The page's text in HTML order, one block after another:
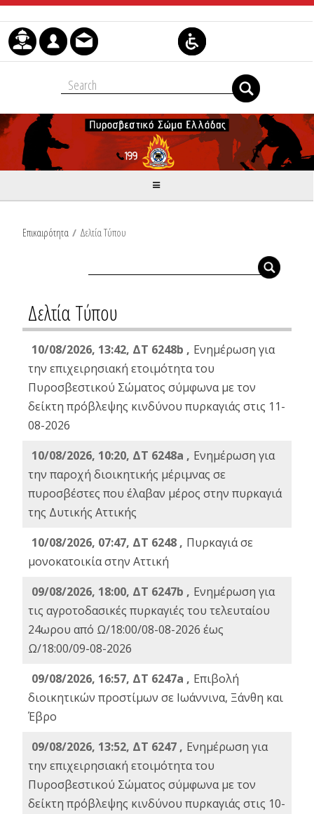
Μετάβαση στο περιεχόμενο
Επικαιρότητα / Δελτία Τύπου
Δελτία Τύπου
10/08/2026, 13:42, ΔΤ 6248b , Ενημέρωση για
την επιχειρησιακή ετοιμότητα του
Πυροσβεστικού Σώματος σύμφωνα με τον
δείκτη πρόβλεψης κινδύνου πυρκαγιάς στις 11-
08-2026
10/08/2026, 10:20, ΔΤ 6248a , Ενημέρωση για
την παροχή διοικητικής μέριμνας σε
πυροσβέστες που έλαβαν μέρος στην πυρκαγιά
της Δυτικής Αττικής
10/08/2026, 07:47, ΔΤ 6248 , Πυρκαγιά σε
μονοκατοικία στην Αττική
09/08/2026, 18:00, ΔΤ 6247b , Ενημέρωση για
τις αγροτοδασικές πυρκαγιές του τελευταίου
24ωρου από Ω/18:00/08-08-2026 έως
Ω/18:00/09-08-2026
09/08/2026, 16:57, ΔΤ 6247a , Eπιβολή
διοικητικών προστίμων σε Ιωάννινα, Ξάνθη και
Έβρο
09/08/2026, 13:52, ΔΤ 6247 , Ενημέρωση για
την επιχειρησιακή ετοιμότητα του
Πυροσβεστικού Σώματος σύμφωνα με τον
δείκτη πρόβλεψης κινδύνου πυρκαγιάς στις 10-